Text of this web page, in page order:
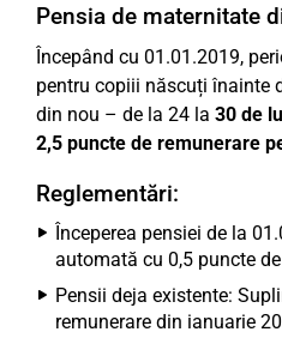
Pensia de maternitate
Începând cu 01.01.2019,
pentru copiii născuți înainte
din nou – de la 24 la 30 de
2,5 puncte de remunerare
Reglementări:
Începerea pensiei de la
automată cu 0,5 puncte
Pensii deja existente:
remunerare din ianuarie